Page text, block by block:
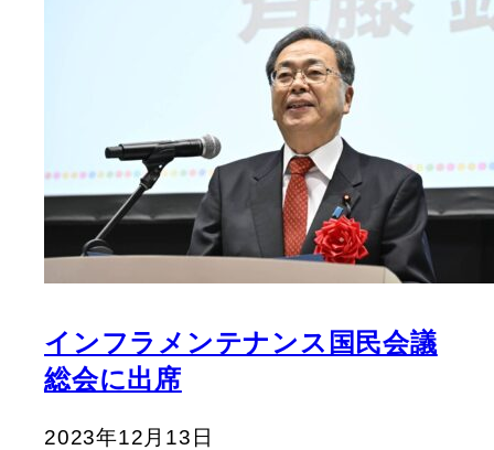
インフラメンテナンス国民会議
総会に出席
2023年12月13日